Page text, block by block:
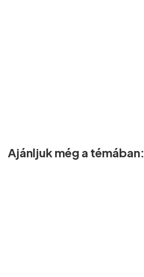
Ajánljuk még a témában: